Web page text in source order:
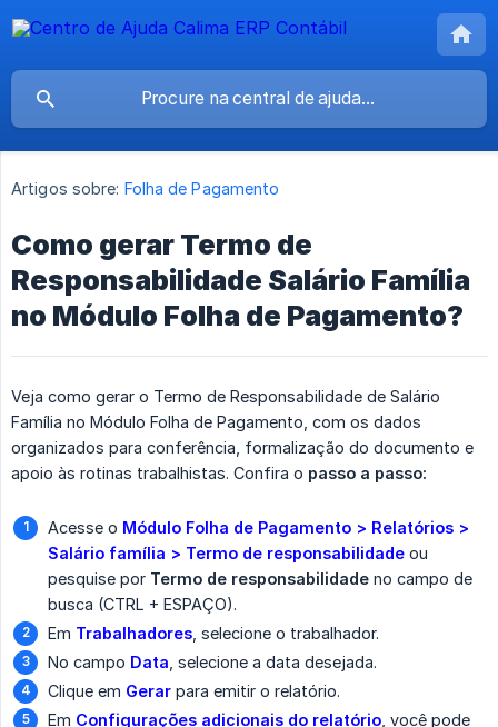
Artigos sobre: Folha de Pagamento
Como gerar Termo de
Responsabilidade Salário Família
no Módulo Folha de Pagamento?
Veja como gerar o Termo de Responsabilidade de Salário
Família no Módulo Folha de Pagamento, com os dados
organizados para conferência, formalização do documento e
apoio às rotinas trabalhistas. Confira o passo a passo:
Acesse o Módulo Folha de Pagamento > Relatórios >
Salário família > Termo de responsabilidade ou
pesquise por Termo de responsabilidade no campo de
busca (CTRL + ESPAÇO).
Em Trabalhadores , selecione o trabalhador.
No campo Data , selecione a data desejada.
Clique em Gerar para emitir o relatório.
Em Configurações adicionais do relatório , você pode